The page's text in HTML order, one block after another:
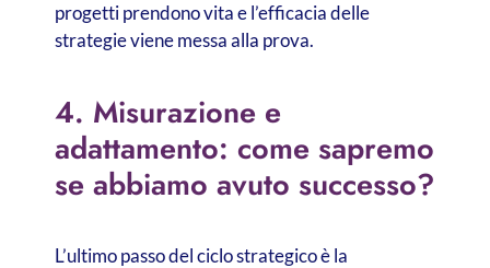
progetti prendono vita e l’efficacia delle
strategie viene messa alla prova.
4. Misurazione e
adattamento: come sapremo
se abbiamo avuto successo?
L’ultimo passo del ciclo strategico è la